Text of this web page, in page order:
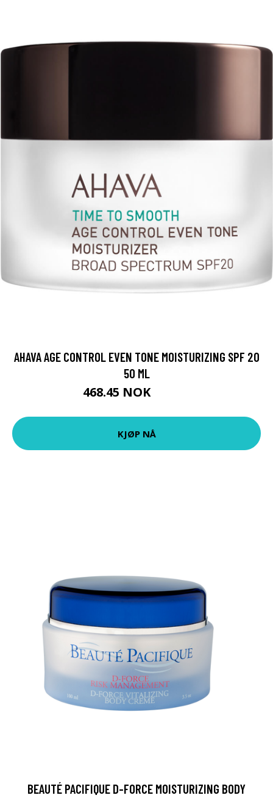
AHAVA AGE CONTROL EVEN TONE MOISTURIZING SPF 20
50 ML
468.45 NOK
KJØP NÅ
BEAUTÉ PACIFIQUE D-FORCE MOISTURIZING BODY